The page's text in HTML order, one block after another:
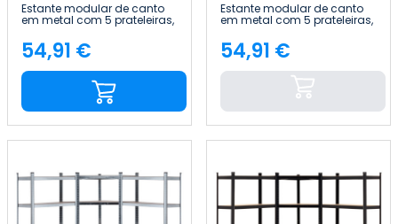
Estante modular de canto
em metal com 5 prateleiras,
875 kg, 80 x 40 x 180 cm
Thinia Home
Preço
54,91 €
Estante modular de canto
em metal com 5 prateleiras,
875 kg, 80 x 40 x 180 cm
Thinia Home
Preço
54,91 €